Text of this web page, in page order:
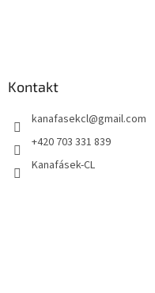
Kontakt
kanafasekcl@gmail.com
+420 703 331 839
Kanafásek-CL